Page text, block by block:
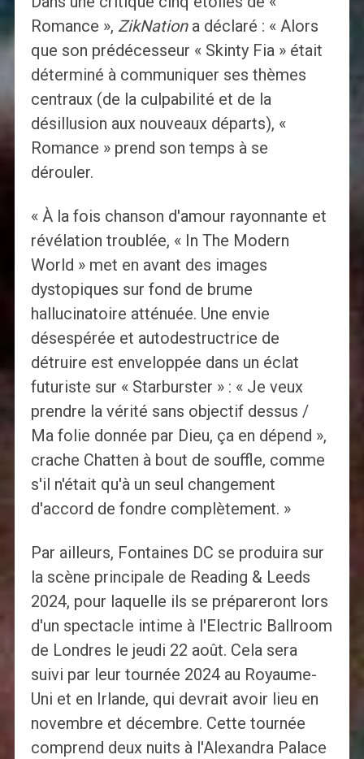
Romance », ZikNation a déclaré : « Alors
que son prédécesseur « Skinty Fia » était
déterminé à communiquer ses thèmes
centraux (de la culpabilité et de la
désillusion aux nouveaux départs), «
Romance » prend son temps à se
dérouler.
« À la fois chanson d'amour rayonnante et
révélation troublée, « In The Modern
World » met en avant des images
dystopiques sur fond de brume
hallucinatoire atténuée. Une envie
désespérée et autodestructrice de
détruire est enveloppée dans un éclat
futuriste sur « Starburster » : « Je veux
prendre la vérité sans objectif dessus /
Ma folie donnée par Dieu, ça en dépend »,
crache Chatten à bout de souffle, comme
s'il n'était qu'à un seul changement
d'accord de fondre complètement. »
Par ailleurs, Fontaines DC se produira sur
la scène principale de Reading & Leeds
2024, pour laquelle ils se prépareront lors
d'un spectacle intime à l'Electric Ballroom
de Londres le jeudi 22 août. Cela sera
suivi par leur tournée 2024 au Royaume-
Uni et en Irlande, qui devrait avoir lieu en
novembre et décembre. Cette tournée
comprend deux nuits à l'Alexandra Palace